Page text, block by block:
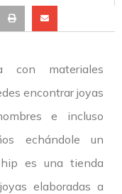
con materiales
encontrar joyas
e incluso
echándole un
es una tienda
elaboradas a